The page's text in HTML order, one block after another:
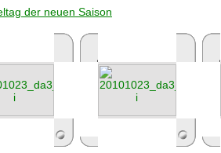
der neuen Saison